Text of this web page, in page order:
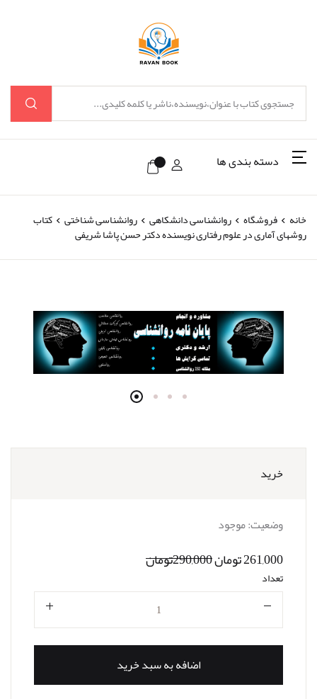
دسته بندی ها
خانه فروشگاه روانشناسی دانشکاهی روانشناسی شناختی کتاب
روشهای آماری در علوم رفتاری نویسنده دکتر حسن پاشا شریفی
خرید
وضعیت:موجود
261,000 تومان 290,000تومان
تعداد
اضافه به سبد خرید